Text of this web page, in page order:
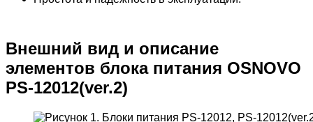
Внешний вид и описание
элементов блока питания OSNOVO
PS-12012(ver.2)